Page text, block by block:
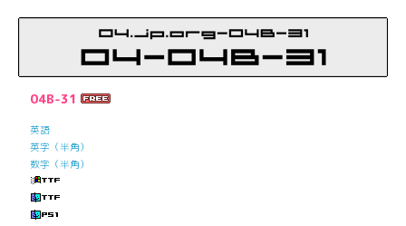
04B-31
英語
英字（半角）
数字（半角）